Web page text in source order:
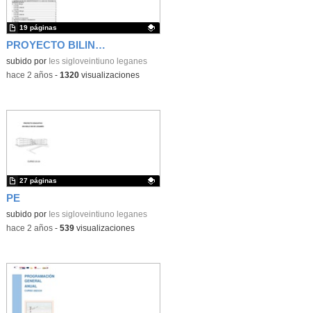
PROYECTO BILINGÜE
Contenido educativo.
subido por Ies sigloveintiuno leganes
19 páginas
-hace 2 años- 1320visualizaciones
PE
Contenido educativo.
subido por Ies sigloveintiuno leganes
27 páginas
-hace 2 años- 539visualizaciones